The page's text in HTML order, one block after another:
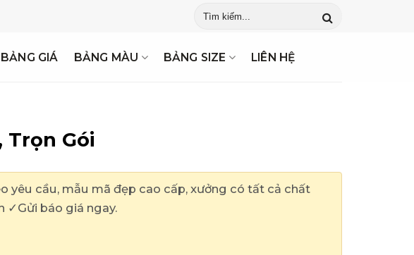
Miễn Phí Thiết Kế May Mẫu ✓ Giao Hàng Tận Nơi ✓ Gửi Báo Giá Ngay
BẢNG GIÁ BẢNG MÀU BẢNG SIZE LIÊN HỆ
Trọn Gói
yêu cầu, mẫu mã đẹp cao cấp, xưởng có tất cả chất
✓Gửi báo giá ngay.